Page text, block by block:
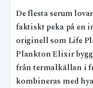
De flesta serum
faktiskt peka på en
originell som Life
Plankton Elixir
från termalkällan i
kombineras med